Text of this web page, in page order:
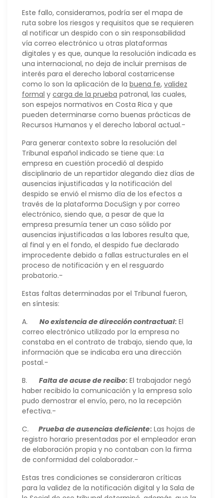
Este fallo, consideramos, podría ser el mapa de
ruta sobre los riesgos y requisitos que se requieren
al notificar un despido con o sin responsabilidad
vía correo electrónico u otras plataformas
digitales y es que, aunque la resolución indicada es
una internacional, no deja de incluir premisas de
interés para el derecho laboral costarricense
como lo son la aplicación de la buena fe, validez
formal y carga de la prueba patronal, las cuales,
son espejos normativos en Costa Rica y que
pueden determinarse como buenas prácticas de
Recursos Humanos y el derecho laboral actual.-
Para generar contexto sobre la resolución del
Tribunal español indicado se tiene que: La
empresa en cuestión procedió al despido
disciplinario de un repartidor alegando diez días de
ausencias injustificadas y la notificación del
despido se envió el mismo día de los efectos a
través de la plataforma DocuSign y por correo
electrónico, siendo que, a pesar de que la
empresa presumía tener un caso sólido por
ausencias injustificadas a las labores resulta que,
al final y en el fondo, el despido fue declarado
improcedente debido a fallas estructurales en el
proceso de notificación y en el resguardo
probatorio.-
Estas faltas determinadas por el Tribunal fueron,
en síntesis:
A. No existencia de dirección contractual: El
correo electrónico utilizado por la empresa no
constaba en el contrato de trabajo, siendo que, la
información que se indicaba era una dirección
postal.-
B. Falta de acuse de recibo: El trabajador negó
haber recibido la comunicación y la empresa solo
pudo demostrar el envío, pero, no la recepción
efectiva.-
C. Prueba de ausencias deficiente: Las hojas de
registro horario presentadas por el empleador eran
de elaboración propia y no contaban con la firma
de conformidad del colaborador.-
Estas tres condiciones se consideraron críticas
para la validez de la notificación digital y la Sala de